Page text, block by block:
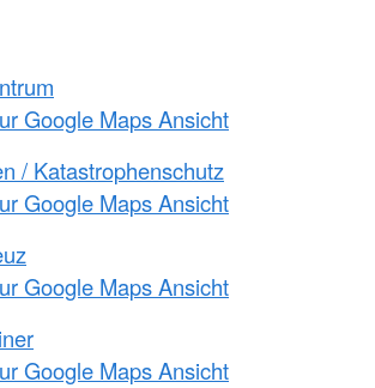
Google Maps Ansicht
/ Katastrophenschutz
Google Maps Ansicht
Google Maps Ansicht
Google Maps Ansicht